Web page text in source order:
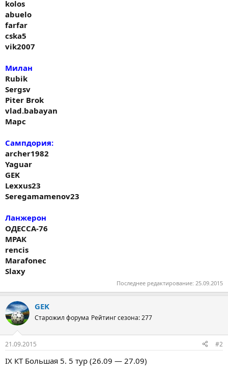
kolos
abuelo
farfar
cska5
vik2007
Милан
Rubik
Sergsv
Piter Brok
vlad.babayan
Марс
Сампдория:
archer1982
Yaguar
GEK
Lexxus23
Seregamamenov23
Ланжерон
ОДЕССА-76
МРАК
rencis
Marafonec
Slaxy
Последнее редактирование: 25.09.2015
GEK
Старожил форума Рейтинг сезона: 277
21.09.2015 #2
IX КТ Большая 5. 5 тур (26.09 — 27.09)